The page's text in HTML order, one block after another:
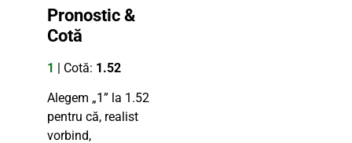
Pronostic &
Cotă
1 | Cotă: 1.52
Alegem „1” la 1.52
pentru că, realist
vorbind,